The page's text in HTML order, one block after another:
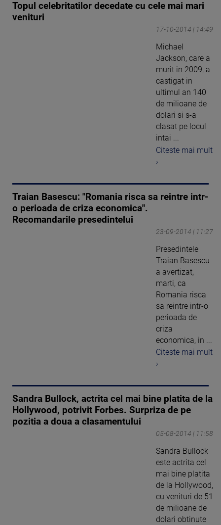
Topul celebritatilor decedate cu cele mai mari
venituri
17-10-2014 | 14:49
Michael
Jackson, care a
murit in 2009, a
castigat in
ultimul an 140
de milioane de
dolari si s-a
clasat pe locul
intai ...
Citeste mai mult
›
Traian Basescu: "Romania risca sa reintre intr-
o perioada de criza economica".
Recomandarile presedintelui
23-09-2014 | 11:27
Presedintele
Traian Basescu
a avertizat,
marti, ca
Romania risca
sa reintre intr-o
perioada de
criza
economica, in ...
Citeste mai mult
›
Sandra Bullock, actrita cel mai bine platita de la
Hollywood, potrivit Forbes. Surpriza de pe
pozitia a doua a clasamentului
05-08-2014 | 11:58
Sandra Bullock
este actrita cel
mai bine platita
de la Hollywood,
cu venituri de 51
de milioane de
dolari obtinute